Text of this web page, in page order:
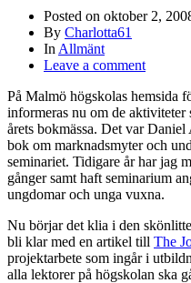
Posted on oktober 2,
By Charlotta61
In Allmänt
Leave a comment
På Malmö högskolas hemsida
informeras nu om de
årets bokmässa. Det var
bok om marknadsmyter och
seminariet. Tidigare år har jag
gånger samt haft seminarium
ungdomar och unga vuxna.
Nu börjar det klia i den
bli klar med en artikel till The
projektarbete som ingår i
alla lektorer på högskolan ska